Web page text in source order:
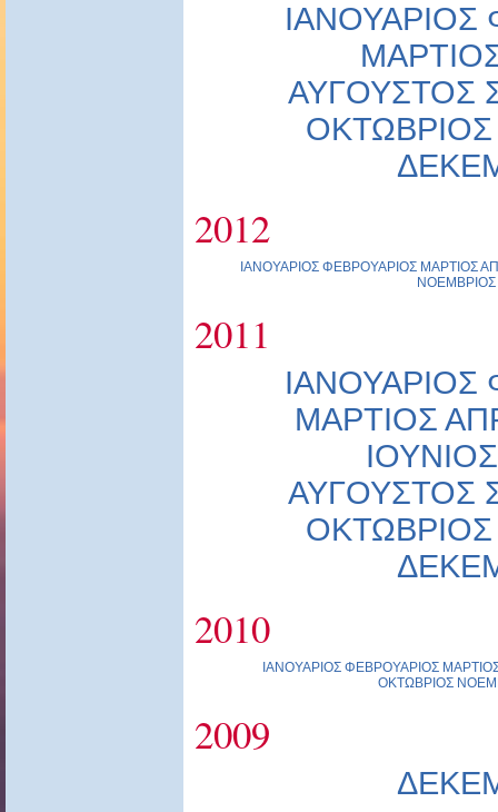
ΙΑΝΟΥΑΡΙΟΣ
ΑΥΓΟΥΣΤΟΣ
ΟΚΤΩΒΡΙΟΣ
2012
ΙΑΝΟΥΑΡΙΟΣ ΦΕΒΡΟΥΑΡΙΟΣ ΜΑΡΤΙΟΣ
ΝΟΕΜΒΡΙΟΣ
2011
ΙΑΝΟΥΑΡΙΟΣ
ΜΑΡΤΙΟΣ
ΙΟΥΝΙΟΣ
ΑΥΓΟΥΣΤΟΣ
ΟΚΤΩΒΡΙΟΣ
2010
ΙΑΝΟΥΑΡΙΟΣ ΦΕΒΡΟΥΑΡΙΟΣ
ΟΚΤΩΒΡΙΟΣ
2009